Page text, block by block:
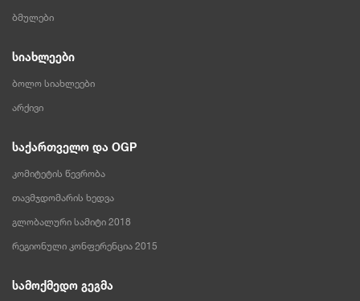
ბმულები
სიახლეები
ბოლო სიახლეები
არქივი
საქართველო და OGP
კომიტეტის წევრობა
თავმჯდომარის ხედვა
გლობალური სამიტი 2018
რეგიონული კონფერენცია 2015
სამოქმედო გეგმა